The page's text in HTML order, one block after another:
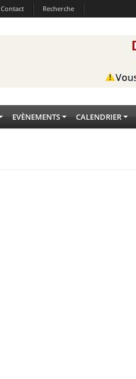
Contact Recherche
EVÈNEMENTS CALENDRIER